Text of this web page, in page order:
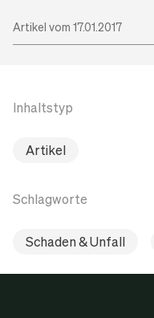
Artikel vom 17.01.2017
Inhaltstyp
Artikel
Schlagworte
Schaden & Unfall